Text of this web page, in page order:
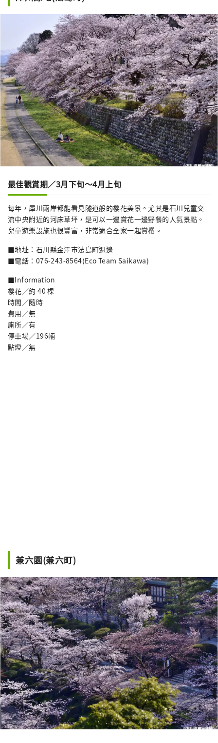
最佳觀賞期／3月下旬〜4月上旬
每年，犀川兩岸都能看見隧道般的櫻花美景。尤其是石川兒童交
流中央附近的河床草坪，是可以一邊賞花一邊野餐的人氣景點。
兒童遊樂設施也很豐富，非常適合全家一起賞櫻。
■地址：石川縣金澤市法島町週邊
■電話：076-243-8564(Eco Team Saikawa)
■Information
櫻花／約 40 棵
時間／隨時
費用／無
廁所／有
停車場／196輛
點燈／無
兼六園(兼六町)